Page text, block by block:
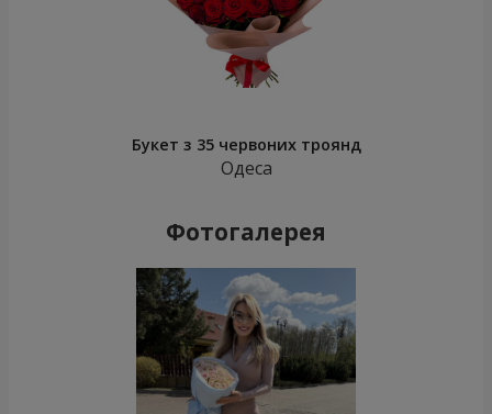
Букет з 35 червоних троянд
Одеса
Фотогалерея